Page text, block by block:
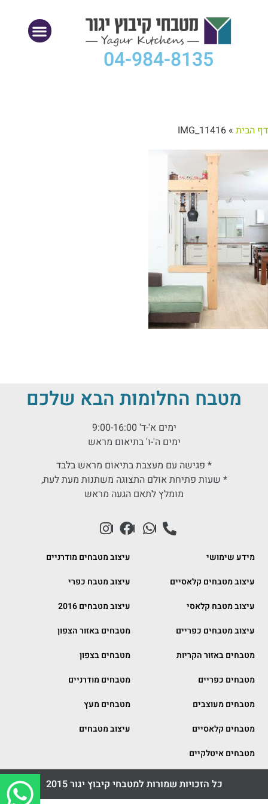
04-984-8135
דף הבית »
IMG_11416
מטבח החלומות הבא שלכם
ימים א'-ד' 9:00-16:00
ימים ה'-ו' בתיאום מראש
* פגישה עם מעצבת בתיאום מראש בלבד
* שעות פתיחת אולם התצוגה משתנות מעת לעת,
מומלץ לתאם הגעה מראש
מידע שימושי
עיצוב מטבחים מודרניים
עיצוב מטבחים קלאסיים
עיצוב מטבח כפרי
עיצוב מטבח קלאסי
עיצוב מטבחים 2016
עיצוב מטבחים כפריים
מטבחים באזור הצפון
מטבחים באזור הקריות
מטבחים בצפון
מטבחים כפריים
מטבחים מודרניים
מטבחים מעוצבים
מטבחים מעץ
מטבחים קלאסיים
עיצוב מטבחים
מטבחים איטלקיים
כל הזכויות שמורות למטבחי קיבוץ יגור 2015